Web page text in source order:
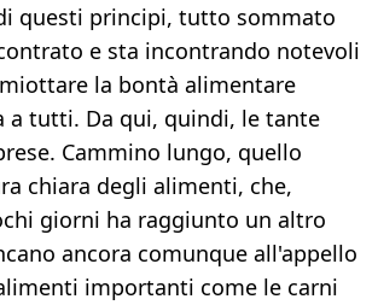
questi principi, tutto sommato
e sta incontrando notevoli
la bontà alimentare
a tutti. Da qui, quindi, le tante
Cammino lungo, quello
chiara degli alimenti, che,
giorni ha raggiunto un altro
ancora comunque all'appello
importanti come le carni